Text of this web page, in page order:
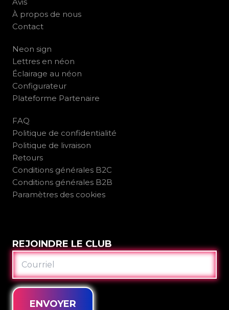
À propos de nous
Contact
Neon sign
Lettres en néon
Éclairage au néon
Configurateur
Plateforme Partenaire
FAQ
Politique de confidentialité
Politique de livraison
Retours
Conditions générales B2C
Conditions générales B2B
Paramètres des cookies
REJOINDRE LE CLUB
COURRIEL
ENVOYER